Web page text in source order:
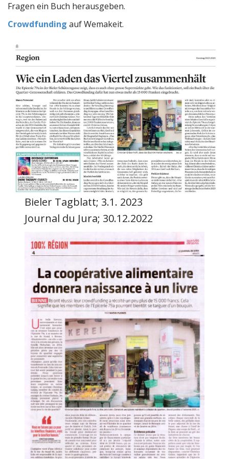
Fragen ein Buch herausgeben.
Crowdfunding auf Wemakeit.
Bieler Tagblatt; 3.1. 2023
Journal du Jura; 30.12.2022